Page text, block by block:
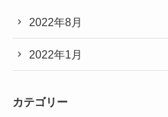
2022年8月
2022年1月
カテゴリー